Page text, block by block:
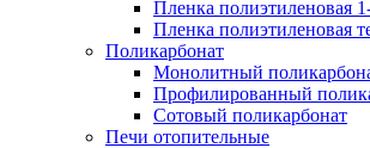
Пленка полиэтиленовая
Пленка полиэтиленовая
Поликарбонат
Монолитный
Профилированный
Сотовый поликарбонат
Печи отопительные